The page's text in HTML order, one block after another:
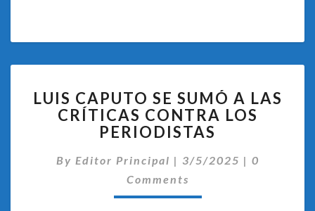
CAPUTO
SE
SUMÓ
LAS
CRÍTICAS
LUIS CAPUTO SE SUMÓ A LAS
CRÍTICAS CONTRA LOS
PERIODISTAS
By Editor Principal | 3/5/2025 | 0
Comments